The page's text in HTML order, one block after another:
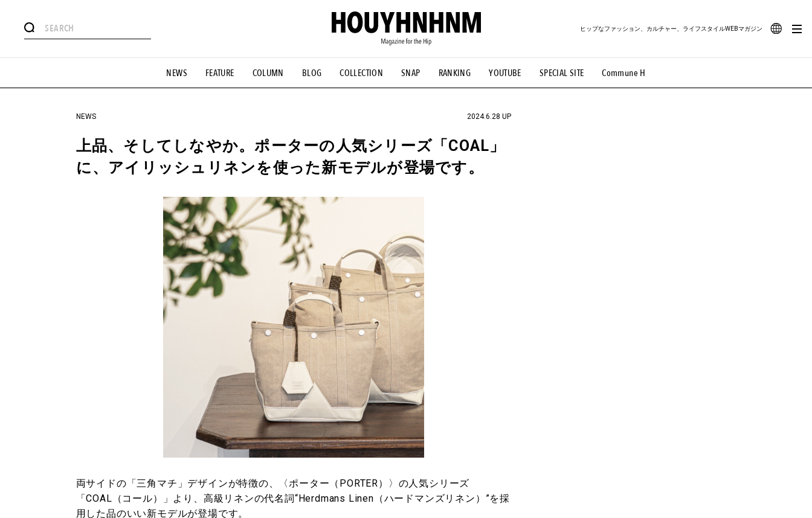
NEWS FEATURE COLUMN BLOG COLLECTION SNAP RANKING YOUTUBE SPECIAL SITE Commune H
ヒップなファッション、カルチャー、ライフスタイルWEBマガジン
#憧れの逸品 #ESSENTIAL DESIGNS #古着サミット #NEW VINTAGE #マイナーグッド図鑑 #路地裏てぃーん。 #MONTHLY JOURNAL
#GH 銘品の所以 #フイナムのYouTube #Commune H #FOCUS IT #AH.H #ととけん #FASHION #MUSIC #MOVIE #LIFESTYLE #SNEAKER #OUTDOOR
#HANDSOME HANDBOOK
NEWS 2024.6.28 UP
上品、そしてしなやか。ポーターの人気シリーズ「COAL」
に、アイリッシュリネンを使った新モデルが登場です。
両サイドの「三角マチ」デザインが特徴の、〈ポーター（PORTER）〉の人気シリーズ
「COAL（コール）」より、高級リネンの代名詞“Herdmans Linen（ハードマンズリネン）”を採
用した品のいい新モデルが登場です。